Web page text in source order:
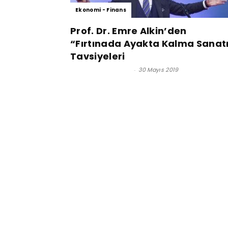
Ekonomi - Finans
Prof. Dr. Emre Alkin’den
“Fırtınada Ayakta Kalma
Tavsiyeleri
- 30 Mayıs 2019